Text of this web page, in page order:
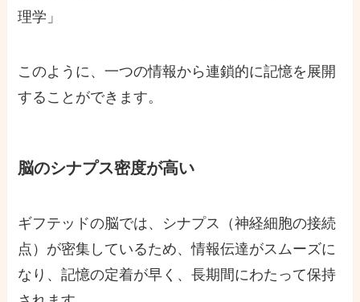
理学」
このように、一つの情報から連鎖的に記憶を展開
することができます。
脳のシナプス密度が高い
ギフテッドの脳では、シナプス（神経細胞の接続
点）が密集しているため、情報伝達がスムーズに
なり、記憶の定着が早く、長期間にわたって保持